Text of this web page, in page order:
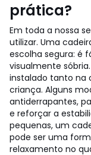
prática?
Em toda a nossa
utilizar. Uma
escolha segura: é
visualmente
instalado tanto na
criança. Alguns
antiderrapantes,
e reforçar a
pequenas, um
pode ser uma
relaxamento no